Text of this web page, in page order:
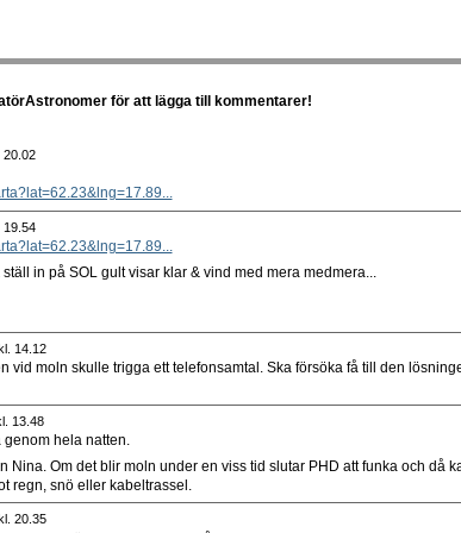
för att lägga till kommentarer!
20.02
19.54
in på SOL gult visar klar & vind med mera medmera...
14.12
vid moln skulle trigga ett telefonsamtal. Ska försöka få till den
13.48
genom hela natten.
Nina. Om det blir moln under en viss tid slutar PHD att funka och då
regn, snö eller kabeltrassel.
20.35